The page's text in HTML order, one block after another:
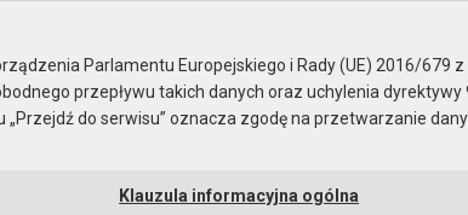
Parlamentu Europejskiego i Rady (UE) 2016/679
przepływu takich danych oraz uchylenia dyrektywy
do serwisu” oznacza zgodę na przetwarzanie
Klauzula informacyjna ogólna